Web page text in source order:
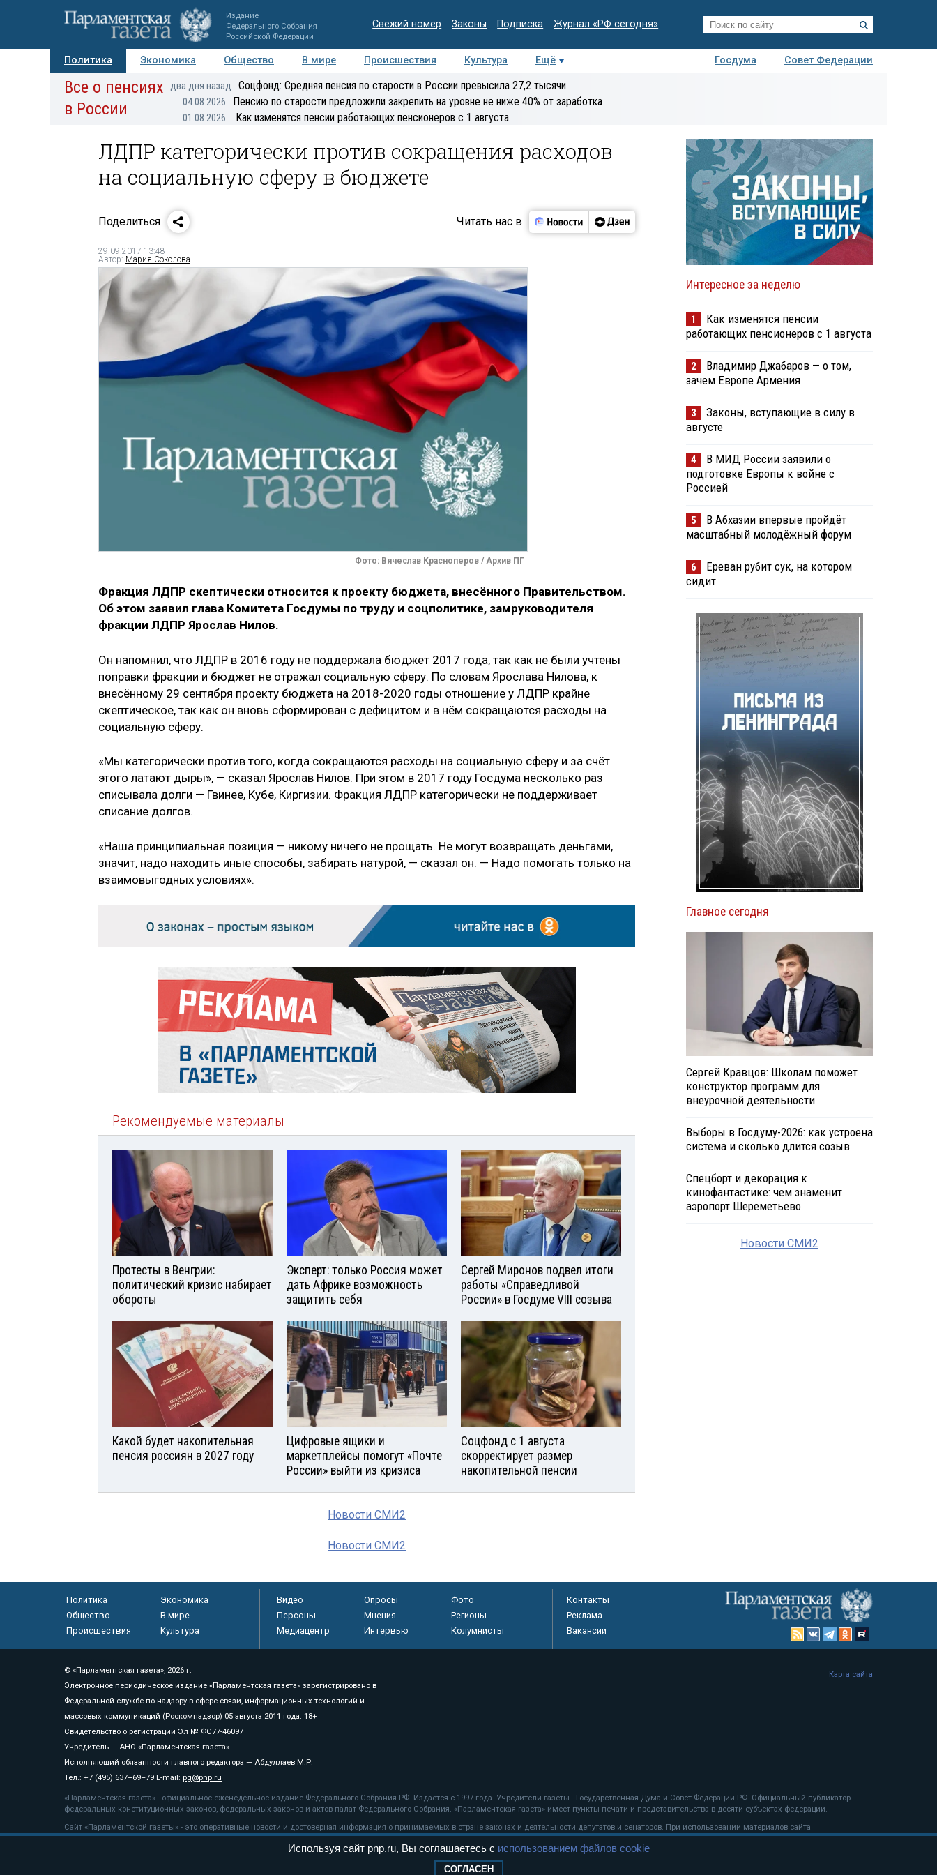
Издание
Федерального Собрания
Российской Федерации
Свежий номер Законы Подписка Журнал «РФ сегодня»
Политика Экономика Общество В мире Происшествия Культура Ещё Госдума
Совет Федерации
Авторы Персоны Мнения Регионы Медиацентр Интервью Колумнисты
Все о пенсиях
в России
два дня назад Соцфонд: Средняя пенсия по старости в России превысила 27,2 тысячи
04.08.2026 Пенсию по старости предложили закрепить на уровне не ниже 40% от заработка
01.08.2026 Как изменятся пенсии работающих пенсионеров с 1 августа
ЛДПР категорически против сокращения расходов
на социальную сферу в бюджете
Поделиться Читать нас в
29.09.2017 13:48
Автор: Мария Соколова
Фото: Вячеслав Красноперов / Архив ПГ
Фракция ЛДПР скептически относится к проекту бюджета, внесённого Правительством.
Об этом заявил глава Комитета Госдумы по труду и соцполитике, замруководителя
фракции ЛДПР Ярослав Нилов.
Он напомнил, что ЛДПР в 2016 году не поддержала бюджет 2017 года, так как не были учтены
поправки фракции и бюджет не отражал социальную сферу. По словам Ярослава Нилова, к
внесённому 29 сентября проекту бюджета на 2018-2020 годы отношение у ЛДПР крайне
скептическое, так как он вновь сформирован с дефицитом и в нём сокращаются расходы на
социальную сферу.
«Мы категорически против того, когда сокращаются расходы на социальную сферу и за счёт
этого латают дыры», — сказал Ярослав Нилов. При этом в 2017 году Госдума несколько раз
списывала долги — Гвинее, Кубе, Киргизии. Фракция ЛДПР категорически не поддерживает
списание долгов.
«Наша принципиальная позиция — никому ничего не прощать. Не могут возвращать деньгами,
значит, надо находить иные способы, забирать натурой, — сказал он. — Надо помогать только на
взаимовыгодных условиях».
Рекомендуемые материалы
Протесты в Венгрии:
политический кризис набирает
обороты
Эксперт: только Россия может
дать Африке возможность
защитить себя
Сергей Миронов подвел итоги
работы «Справедливой
России» в Госдуме VIII созыва
Какой будет накопительная
пенсия россиян в 2027 году
Цифровые ящики и
маркетплейсы помогут «Почте
России» выйти из кризиса
Соцфонд с 1 августа
скорректирует размер
накопительной пенсии
Новости СМИ2
Новости СМИ2
Интересное за неделю
1
Как изменятся пенсии
работающих пенсионеров с 1 августа
2
Владимир Джабаров — о том,
зачем Европе Армения
3
Законы, вступающие в силу в
августе
4
В МИД России заявили о
подготовке Европы к войне с
Россией
5
В Абхазии впервые пройдёт
масштабный молодёжный форум
6
Ереван рубит сук, на котором
сидит
Главное сегодня
Сергей Кравцов: Школам поможет
конструктор программ для
внеурочной деятельности
Выборы в Госдуму-2026: как устроена
система и сколько длится созыв
Спецборт и декорация к
кинофантастике: чем знаменит
аэропорт Шереметьево
Новости СМИ2
Политика
Экономика
Общество
В мире
Происшествия
Культура
Видео Опросы
Фото
Персоны
Мнения
Регионы
Медиацентр
Интервью Колумнисты
Контакты
Реклама
Вакансии
© «Парламентская газета», 2026 г.
Электронное периодическое издание «Парламентская газета» зарегистрировано в
Федеральной службе по надзору в сфере связи, информационных технологий и
массовых коммуникаций (Роскомнадзор) 05 августа 2011 года. 18+
Свидетельство о регистрации Эл № ФС77-46097
Учредитель — АНО «Парламентская газета»
Исполняющий обязанности главного редактора — Абдуллаев М.Р.
Тел.: +7 (495) 637–69–79 E-mail: pg@pnp.ru
«Парламентская газета» - официальное еженедельное издание Федерального Собрания РФ. Издается с 1997 года. Учредители газеты - Государственная Дума и Совет Федерации РФ. Официальный публикатор
федеральных конституционных законов, федеральных законов и актов палат Федерального Собрания. «Парламентская газета» имеет пункты печати и представительства в десяти субъектах федерации.
Сайт «Парламентской газеты» - это оперативные новости и достоверная информация о принимаемых в стране законах и деятельности депутатов и сенаторов. При использовании материалов сайта
«Парламентской газеты» активная ссылка на pnp.ru обязательна.
рекомендательные технологии
Карта сайта
Используя сайт pnp.ru, Вы соглашаетесь с использованием файлов cookie
СОГЛАСЕН